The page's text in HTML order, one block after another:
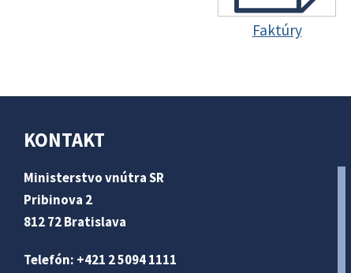
Faktúry
KONTAKT
Ministerstvo vnútra SR
Pribinova 2
812 72 Bratislava
Telefón: +421 2 5094 1111